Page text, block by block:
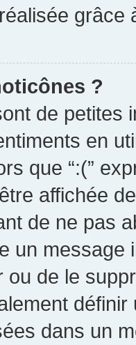
grâce
?
de petites
en
que “:(”
affichée
de ne pas
un message
ou de le
définir
dans un